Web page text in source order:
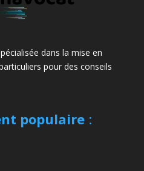
dans la mise en
pour des conseils
populaire: